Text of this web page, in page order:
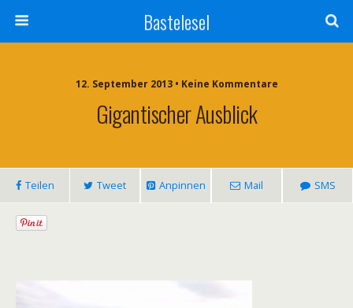
Bastelesel
12. September 2013 • Keine Kommentare
Gigantischer Ausblick
Teilen Tweet Anpinnen Mail SMS